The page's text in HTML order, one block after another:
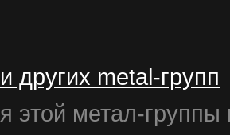
других metal-групп
этой метал-группы